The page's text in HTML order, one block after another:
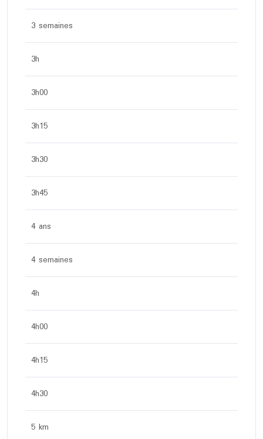
3 semaines
3h
3h00
3h15
3h30
3h45
4 ans
4 semaines
4h
4h00
4h15
4h30
5 km